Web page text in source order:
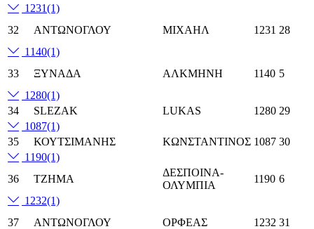
1231(1)
32
ΑΝΤΩΝΟΓΛΟΥ ΜΙΧΑΗΛ 1231 28
1140(1)
33
ΞΥΝΑΔΑ ΑΛΚΜΗΝΗ 1140 5
1280(1)
34
SLEZAK LUKAS 1280 29
1087(1)
35
ΚΟΥΤΣΙΜΑΝΗΣ ΚΩΝΣΤΑΝΤΙΝΟΣ 1087 30
1190(1)
36
ΤΖΗΜΑ
ΔΕΣΠΟΙΝΑ-
ΟΛΥΜΠΙΑ
1190 6
1232(1)
37
ΑΝΤΩΝΟΓΛΟΥ ΟΡΦΕΑΣ 1232 31